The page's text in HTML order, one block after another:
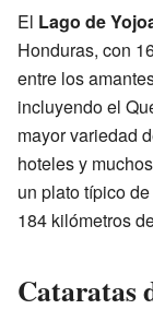
El Lago de
Honduras, con
entre los
incluyendo el
mayor variedad
hoteles y
un plato típico
184 kilómetros
Cataratas